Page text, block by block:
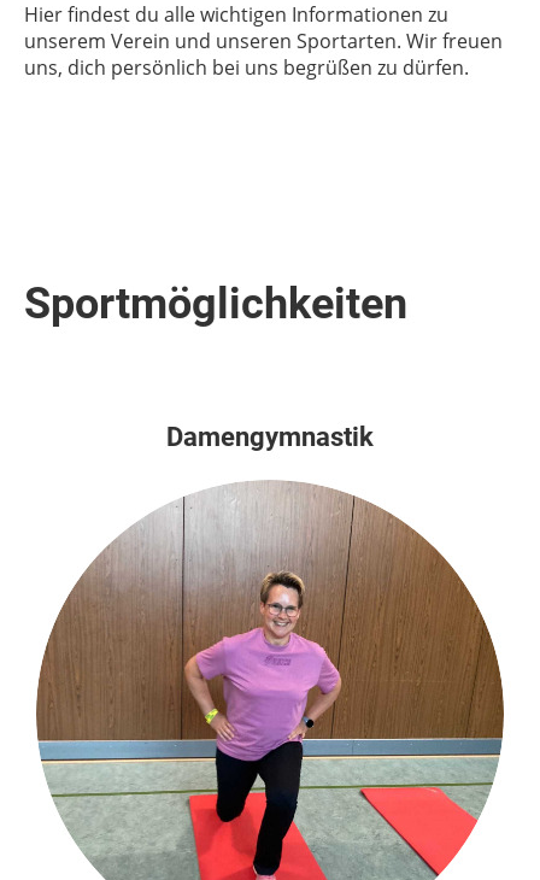
Hier findest du alle wichtigen Informationen zu
unserem Verein und unseren Sportarten. Wir freuen
uns, dich persönlich bei uns begrüßen zu dürfen.
Sportmöglichkeiten
Damengymnastik